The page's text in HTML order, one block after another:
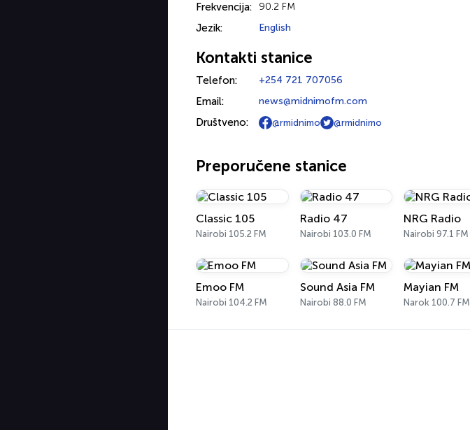
Frekvencija: 90.2 FM
Jezik: English
Kontakti stanice
Telefon: +254 721 707056
Email: news@midnimofm.com
Društveno: @rmidnimo @rmidnimo
Preporučene stanice
Classic 105
Nairobi 105.2 FM
Radio 47
Nairobi 103.0 FM
NRG Radio
Nairobi 97.1 FM
Emoo FM
Nairobi 104.2 FM
Sound Asia FM
Nairobi 88.0 FM
Mayian FM
Narok 100.7 FM